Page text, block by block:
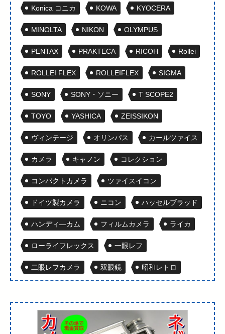
Konica コニカ KOWA KYOCERA
MINOLTA NIKON OLYMPUS
PENTAX PRAKTECA RICOH Rollei
ROLLEI FLEX ROLLEIFLEX SIGMA
SONY SONY・ソニー T SCOPE2
TOYO YASHICA ZEISSIKON
ヴィンテージ オリンパス カールツァイス
カメラ キャノン コレクション
コンパクトカメラ ツァイスイコン
ドイツ製カメラ ニコン ハッセルブラッド
ハンディ―カム フィルムカメラ ライカ
ローライフレックス 一眼レフ
二眼レフカメラ 双眼鏡 昭和レトロ